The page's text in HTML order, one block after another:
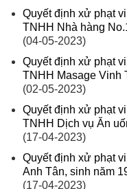
Quyết định xử phạt
TNHH Nhà hàng
(04-05-2023)
Quyết định xử phạt
TNHH Masage Vinh
(02-05-2023)
Quyết định xử phạt
TNHH Dịch vụ Ăn
(17-04-2023)
Quyết định xử phạt
Anh Tân, sinh năm
(17-04-2023)